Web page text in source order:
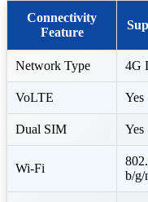
Connectivity
Feature
Network Type 4G
VoLTE Yes
Dual SIM Yes
Wi-Fi
b/g/